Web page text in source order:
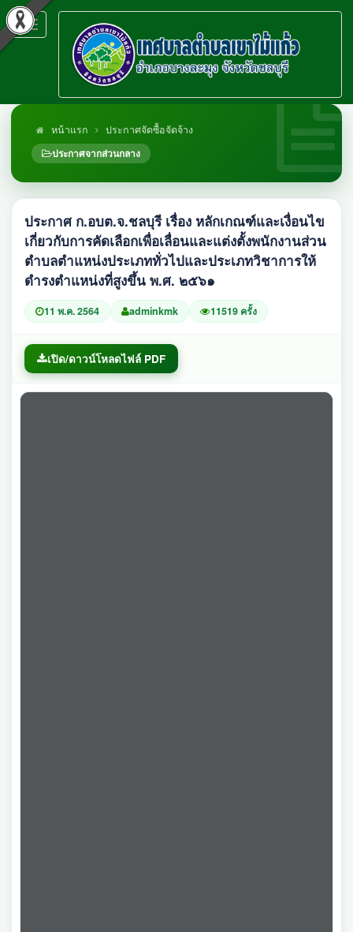
Toggle
navigation
หน้าแรก
ประกาศจัดซื้อจัดจ้าง
ประกาศจากส่วนกลาง
ประกาศ ก.อบต.จ.ชลบุรี เรื่อง หลักเกณฑ์และเงื่อนไข
เกี่ยวกับการคัดเลือกเพื่อเลื่อนและแต่งตั้งพนักงานส่วน
ตำบลตำแหน่งประเภททั่วไปและประเภทวิชาการให้
ดำรงตำแหน่งที่สูงขึ้น พ.ศ. ๒๕๖๑
11 พ.ค. 2564 adminkmk 11519 ครั้ง
เปิด/ดาวน์โหลดไฟล์ PDF